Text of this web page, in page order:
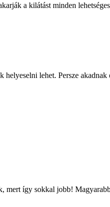
a kilátást minden
lehet. Persze
mert így sokkal jobb!